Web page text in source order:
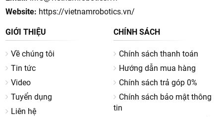
Website: https://vietnamrobotics.vn/
GIỚI THIỆU
Về chúng tôi
Tin tức
Video
Tuyển dụng
Liên hệ
CHÍNH SÁCH
Chính sách thanh toán
Hướng dẫn mua hàng
Chính sách trả góp 0%
Chính sách bảo mật thông
tin